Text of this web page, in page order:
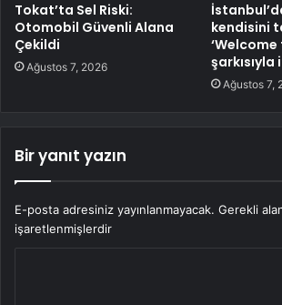
Tokat’ta Sel Riski:
Otomobil Güvenli Alana
Çekildi
Ağustos 7, 2026
kendisini
‘Welcome
Ağustos 7,
Bir yanıt yazın
E-posta adresiniz yayınlanmayacak. Gerekli
işaretlenmişlerdir